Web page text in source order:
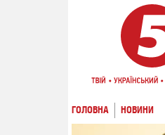
ГОЛОВНА НОВИНИ